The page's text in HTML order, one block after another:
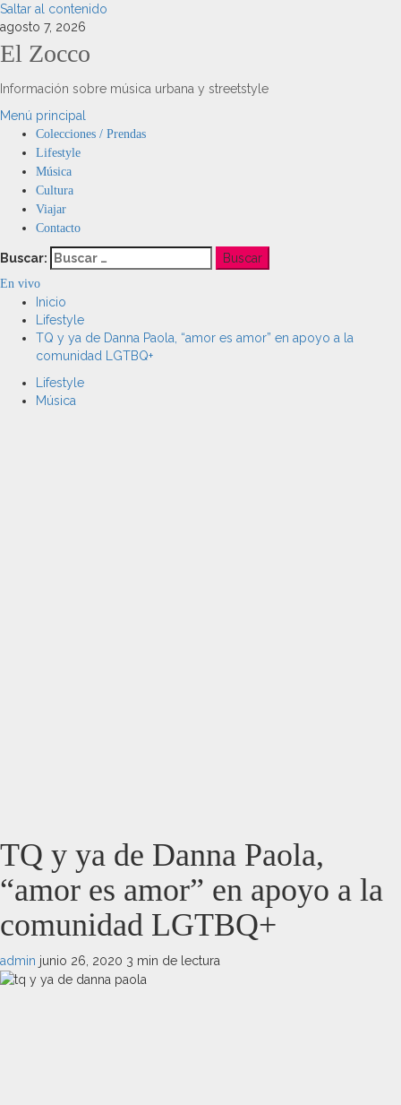
Saltar al contenido
agosto 7, 2026
El Zocco
Información sobre música urbana y streetstyle
Menú principal
Colecciones / Prendas
Lifestyle
Música
Cultura
Viajar
Contacto
Buscar:
En vivo
Inicio
Lifestyle
TQ y ya de Danna Paola, “amor es amor” en apoyo a la
comunidad LGTBQ+
Lifestyle
Música
TQ y ya de Danna Paola,
“amor es amor” en apoyo a la
comunidad LGTBQ+
admin junio 26, 2020 3 min de lectura